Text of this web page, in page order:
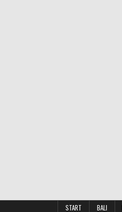
START BALI